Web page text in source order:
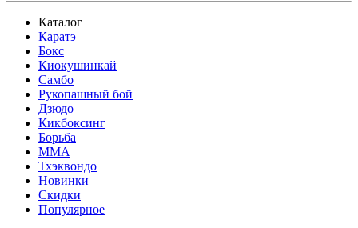
Каталог
Каратэ
Бокс
Киокушинкай
Самбо
Рукопашный бой
Дзюдо
Кикбоксинг
Борьба
MMA
Тхэквондо
Новинки
Скидки
Популярное